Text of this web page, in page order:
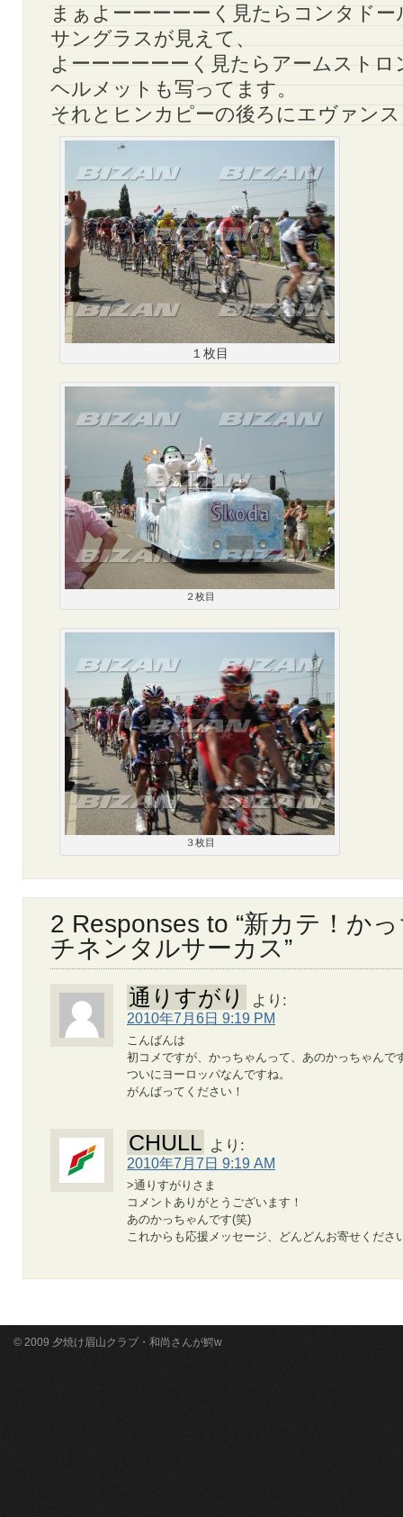
まぁよーーーーーく見たらコンタド
サングラスが見えて、
よーーーーーーく見たらアームスト
ヘルメットも写ってます。
それとヒンカピーの後ろにエヴァン
１枚目
２枚目
３枚目
2 Responses to “新カテ！か
チネンタルサーカス”
通りすがり より:
2010年7月6日 9:19 PM
こんばんは
初コメですが、かっちゃんって、あのかっちゃんで
ついにヨーロッパなんですね。
がんばってください！
CHULL より:
2010年7月7日 9:19 AM
>通りすがりさま
コメントありがとうございます！
あのかっちゃんです(笑)
これからも応援メッセージ、どんどんお寄せくださ
© 2009 夕焼け眉山クラブ・和尚さんが鰐w